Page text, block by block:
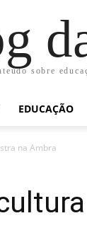
sobre
EDUCAÇÃO
na Ambra